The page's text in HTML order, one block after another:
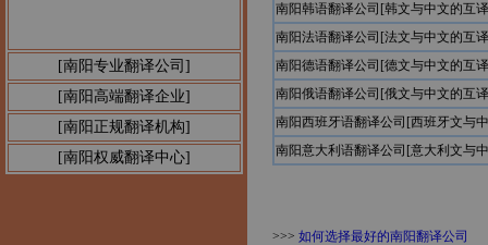
公告1：[南阳专业翻译公司]
[南阳高端翻译企业]
[南阳正规翻译机构]
[南阳权威翻译中心]
南阳韩语翻译公司[韩文与中文的互
南阳法语翻译公司[法文与中文的互
南阳德语翻译公司[德文与中文的互
南阳俄语翻译公司[俄文与中文的互
南阳西班牙语翻译公司[西班牙文与
南阳意大利语翻译公司[意大利文与
>>> 如何选择最好的南阳翻译公司